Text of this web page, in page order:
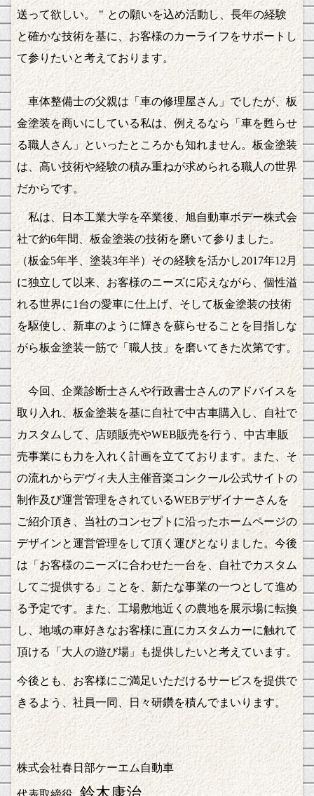
送って欲しい。 " との願いを込め活動し、長年の経験
と確かな技術を基に、お客様のカーライフをサポートし
て参りたいと考えております。
車体整備士の父親は「車の修理屋さん」でしたが、板
金塗装を商いにしている私は、例えるなら「車を甦らせ
る職人さん」といったところかも知れません。板金塗装
は、高い技術や経験の積み重ねが求められる職人の世界
だからです。
私は、日本工業大学を卒業後、旭自動車ボデー株式会
社で約6年間、板金塗装の技術を磨いて参りました。
（板金5年半、塗装3年半）その経験を活かし2017年12月
に独立して以来、お客様のニーズに応えながら、個性溢
れる世界に1台の愛車に仕上げ、そして板金塗装の技術
を駆使し、新車のように輝きを蘇らせることを目指しな
がら板金塗装一筋で「職人技」を磨いてきた次第です。
今回、企業診断士さんや行政書士さんのアドバイスを
取り入れ、板金塗装を基に自社で中古車購入し、自社で
カスタムして、店頭販売やWEB販売を行う、中古車販
売事業にも力を入れく計画を立てております。また、そ
の流れからデヴィ夫人主催音楽コンクール公式サイトの
制作及び運営管理をされているWEBデザイナーさんを
ご紹介頂き、当社のコンセプトに沿ったホームページの
デザインと運営管理をして頂く運びとなりました。今後
は「お客様のニーズに合わせた一台を、自社でカスタム
してご提供する」ことを、新たな事業の一つとして進め
る予定です。また、工場敷地近くの農地を展示場に転換
し、地域の車好きなお客様に直にカスタムカーに触れて
頂ける「大人の遊び場」も提供したいと考えています。
今後とも、お客様にご満足いただけるサービスを提供で
きるよう、社員一同、日々研鑽を積んでまいります。
株式会社春日部ケーエム自動車